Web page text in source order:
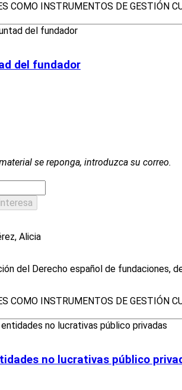
COMO INSTRUMENTOS DE GESTIÓN
del fundador
se reponga, introduzca su correo.
Alicia
del Derecho español de fundaciones,
COMO INSTRUMENTOS DE GESTIÓN
no lucrativas público